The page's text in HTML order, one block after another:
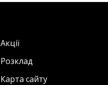
Акції
Розклад
Карта сайту